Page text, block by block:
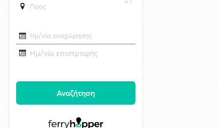
πνιγμών από το Τμήμα Τουρισμού του Δήμου Σύρου–Ερμούπολης